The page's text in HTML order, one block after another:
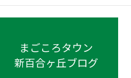
まごころタウン
新百合ヶ丘ブログ